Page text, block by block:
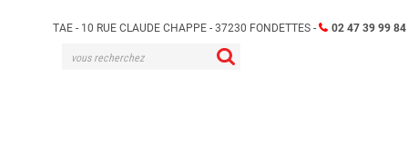
TAE - 10 RUE CLAUDE CHAPPE - 37230 FONDETTES - 02 47 39 99 84